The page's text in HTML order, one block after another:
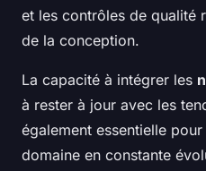
et les contrôles de qualité
de la conception.
La capacité à intégrer les
à rester à jour avec les
également essentielle
domaine en constante